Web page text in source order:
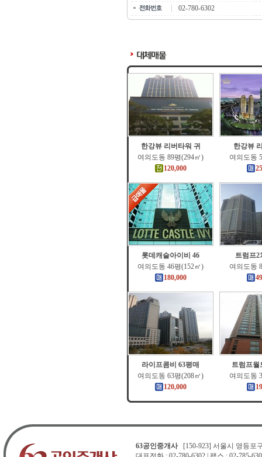
02-780-6302
한강뷰 리버타워 귀
여의도동 89평(294㎡)
120,000
한강뷰
여의도동
롯데캐슬아이비 46
여의도동 46평(152㎡)
180,000
트럼프2
여의도동
라이프콤비 63평매
여의도동 63평(208㎡)
120,000
트럼프월
여의도동
63공인중개사[150-923] 서울시 영등포